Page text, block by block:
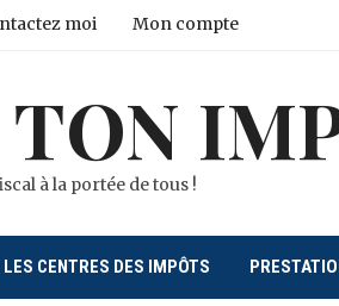
moi Mon compte
à la portée de tous !
CENTRES DES IMPÔTS